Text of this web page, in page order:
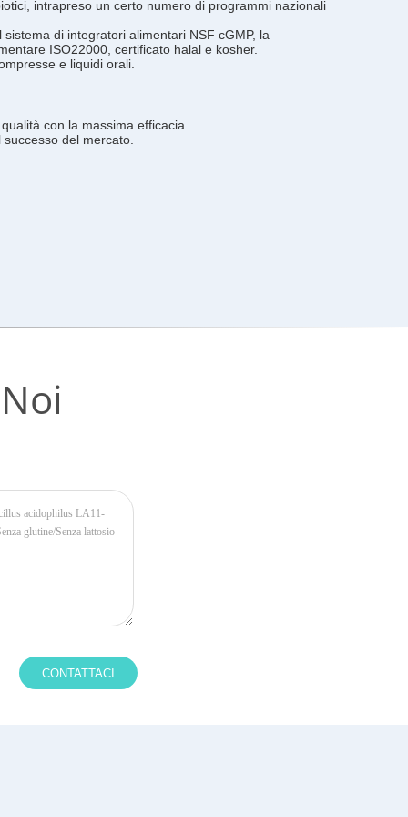
intrapreso un certo numero di programmi nazionali
di integratori alimentari NSF cGMP, la
ISO22000, certificato halal e kosher.
e liquidi orali.
con la massima efficacia.
del mercato.